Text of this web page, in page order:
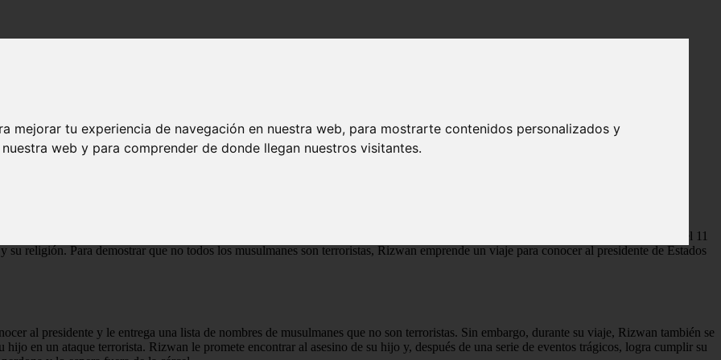
mejorar tu experiencia de navegación en nuestra web, para mostrarte contenidos personalizados y
web y para comprender de donde llegan nuestros visitantes.
la historia de Rizwan Khan, un hombre musulmán con síndrome de Asperger que vive en Estados Unidos. Después de los ataques del 11
religión. Para demostrar que no todos los musulmanes son terroristas, Rizwan emprende un viaje para conocer al presidente de Estados
al presidente y le entrega una lista de nombres de musulmanes que no son terroristas. Sin embargo, durante su viaje, Rizwan también se
en un ataque terrorista. Rizwan le promete encontrar al asesino de su hijo y, después de una serie de eventos trágicos, logra cumplir su